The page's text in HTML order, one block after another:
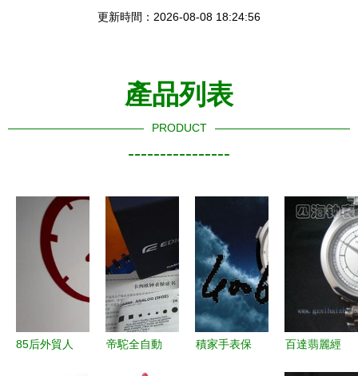
更新時間：2026-08-08 18:24:56
產品列表
PRODUCT
----------------
85后外貿人
帝駝全自動
積家手表保
百達翡麗經